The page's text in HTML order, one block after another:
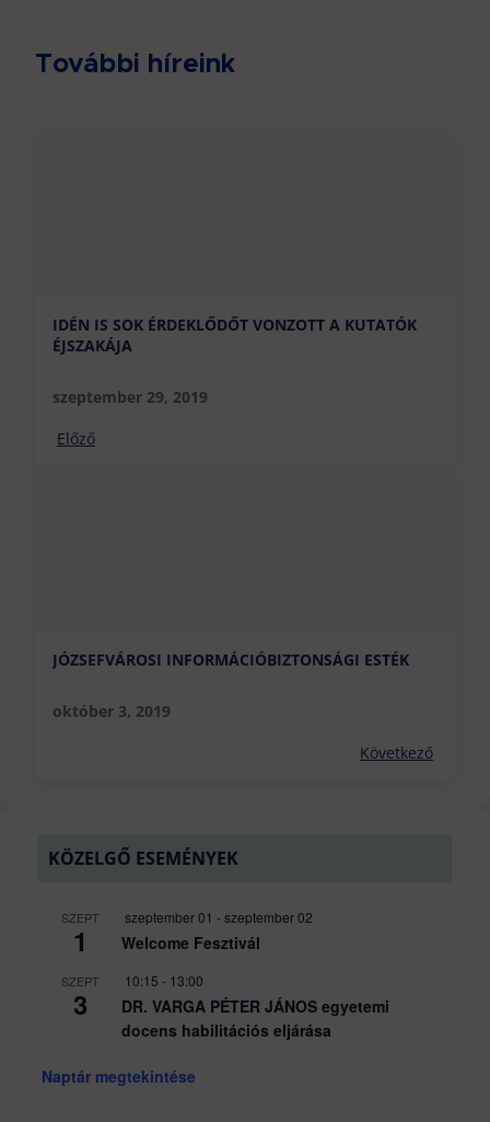
További híreink
IDÉN IS SOK ÉRDEKLŐDŐT VONZOTT A KUTATÓK
ÉJSZAKÁJA
szeptember 29, 2019
Előző
JÓZSEFVÁROSI INFORMÁCIÓBIZTONSÁGI ESTÉK
október 3, 2019
Következő
KÖZELGŐ ESEMÉNYEK
SZEPT
1
szeptember 01 -szeptember 02
Welcome Fesztivál
SZEPT
3
10:15 - 13:00
DR. VARGA PÉTER JÁNOS egyetemi
docens habilitációs eljárása
Naptár megtekintése